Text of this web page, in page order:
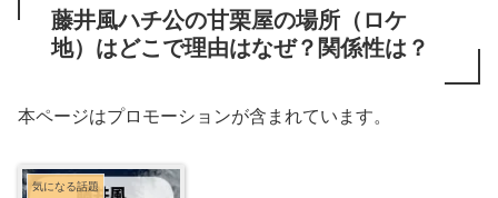
藤井風ハチ公の甘栗屋の場所（ロケ
地）はどこで理由はなぜ？関係性は？
本ページはプロモーションが含まれています。
気になる話題